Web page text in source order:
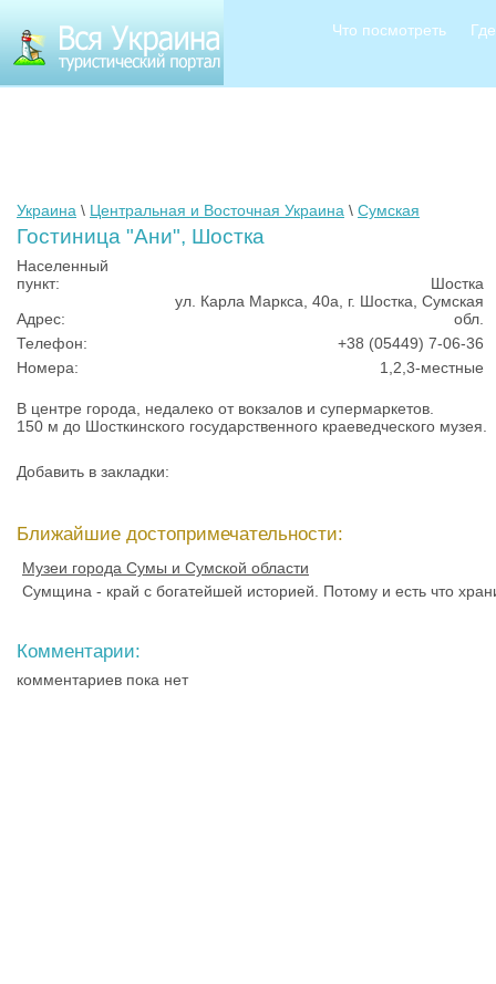
Что посмотреть
Украина \ Центральная и Восточная Украина \ Сумская
Гостиница "Ани", Шостка
Населенный
пункт:
Шостка
Адрес:
ул. Карла Маркса, 40а, г. Шостка, Сумская
обл.
Телефон:
+38 (05449) 7-06-36
Номера:
1,2,3-местные
В центре города, недалеко от вокзалов и супермаркетов.
150 м до Шосткинского государственного краеведческого музея.
Добавить в закладки:
Ближайшие достопримечательности:
Музеи города Сумы и Сумской области
Сумщина - край с богатейшей историей. Потому и есть что
Комментарии:
комментариев пока нет